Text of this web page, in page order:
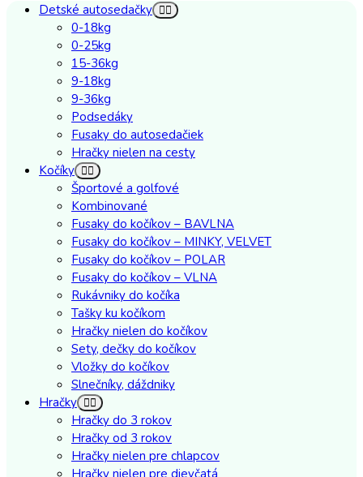
Detské autosedačky
0-18kg
0-25kg
15-36kg
9-18kg
9-36kg
Podsedáky
Fusaky do autosedačiek
Hračky nielen na cesty
Kočíky
Športové a golfové
Kombinované
Fusaky do kočíkov – BAVLNA
Fusaky do kočíkov – MINKY, VELVET
Fusaky do kočíkov – POLAR
Fusaky do kočíkov – VLNA
Rukávniky do kočíka
Tašky ku kočíkom
Hračky nielen do kočíkov
Sety, dečky do kočíkov
Vložky do kočíkov
Slnečníky, dáždniky
Hračky
Hračky do 3 rokov
Hračky od 3 rokov
Hračky nielen pre chlapcov
Hračky nielen pre dievčatá